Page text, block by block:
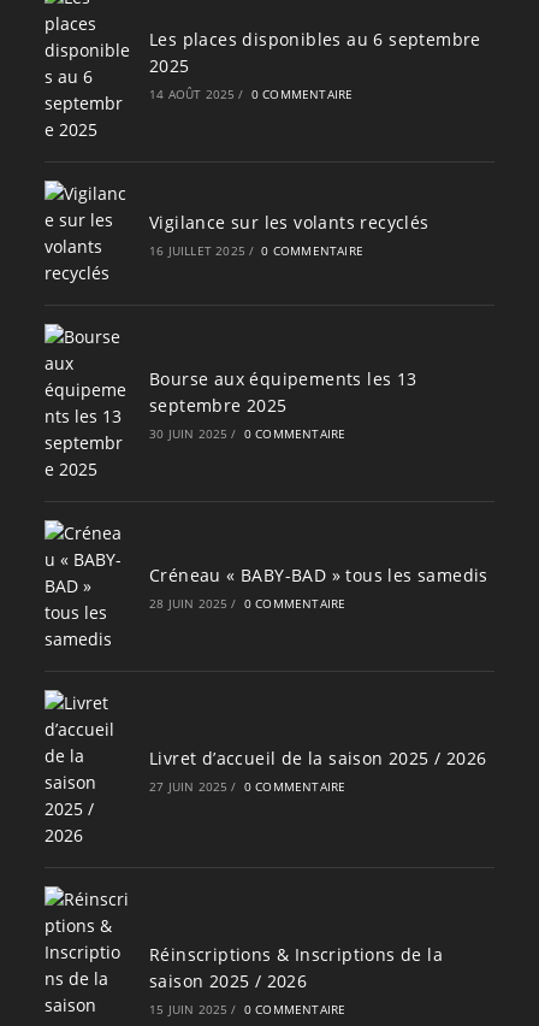
Les places disponibles au 6 septembre
2025
14 AOÛT 2025 / 0 COMMENTAIRE
Vigilance sur les volants recyclés
16 JUILLET 2025 / 0 COMMENTAIRE
Bourse aux équipements les 13
septembre 2025
30 JUIN 2025 / 0 COMMENTAIRE
Créneau « BABY-BAD » tous les samedis
28 JUIN 2025 / 0 COMMENTAIRE
Livret d’accueil de la saison 2025 / 2026
27 JUIN 2025 / 0 COMMENTAIRE
Réinscriptions & Inscriptions de la
saison 2025 / 2026
15 JUIN 2025 / 0 COMMENTAIRE